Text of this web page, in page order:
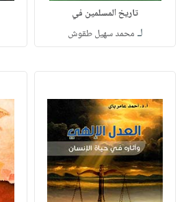
تاريخ المسلمين في
لـ محمد سهيل طقوش